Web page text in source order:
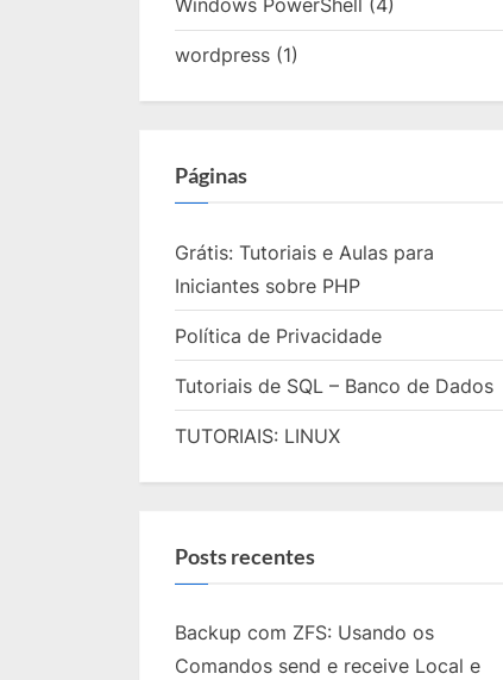
Windows PowerShell (4)
wordpress (1)
Páginas
Grátis: Tutoriais e Aulas para
Iniciantes sobre PHP
Política de Privacidade
Tutoriais de SQL – Banco de Dados
TUTORIAIS: LINUX
Posts recentes
Backup com ZFS: Usando os
Comandos send e receive Local e